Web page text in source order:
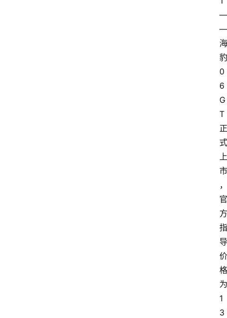
—
—
海
豹
0
6
G
T
正
式
上
市
，
官
方
指
导
价
格
为
1
3